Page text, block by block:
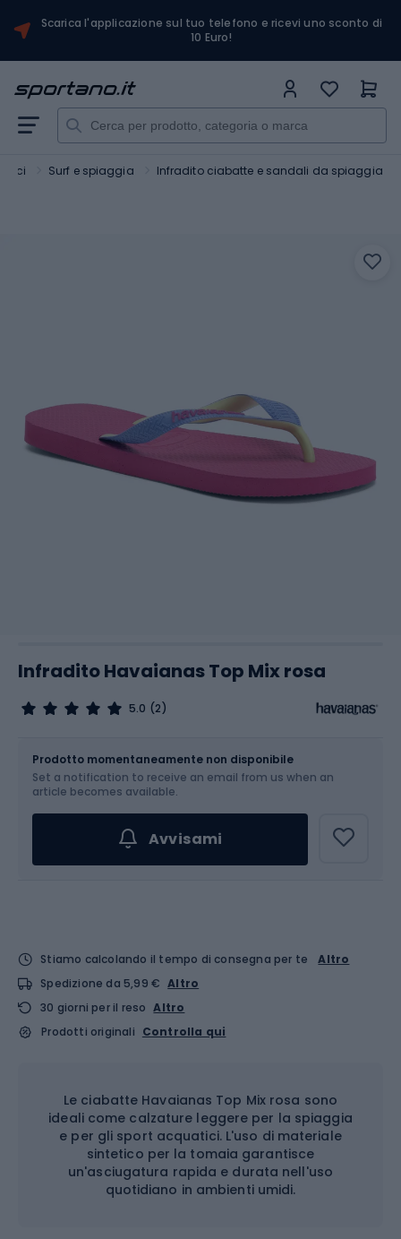
Scarica l'applicazione sul tuo telefono e ricevi uno sconto di
10 Euro!
Surf e spiaggia Infradito ciabatte e sandali da spiaggia
Infradito Havaianas Top Mix rosa
5.0 (2)
Scegli un'opzione...
Prodotto momentaneamente non disponibile
Set a notification to receive an email from us when an
article becomes available.
Avvisami
Stiamo calcolando il tempo di consegna per te
Altro
Spedizione da 5,99 € Altro
30 giorni per il reso Altro
Prodotti originali Controlla qui
Le ciabatte Havaianas Top Mix rosa sono
ideali come calzature leggere per la spiaggia
e per gli sport acquatici. L'uso di materiale
sintetico per la tomaia garantisce
un'asciugatura rapida e durata nell'uso
quotidiano in ambienti umidi.